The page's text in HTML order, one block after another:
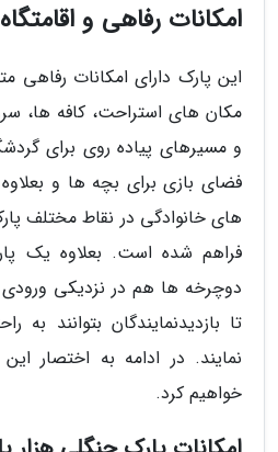
امکانات رفاهی و
این پارک دارای امکانات
مکان های استراحت، کافه ها،
و مسیرهای پیاده روی برای
فضای بازی برای بچه ها و
های خانوادگی در نقاط مختلف
فراهم شده است. بعلاوه یک
دوچرخه ها هم در نزدیکی
تا بازدیدنمایندگان بتوانند به
نمایند. در ادامه به اختصار
خواهیم کرد.